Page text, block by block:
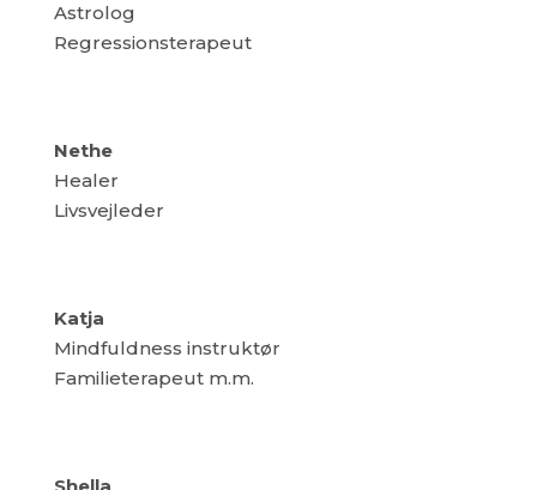
Astrolog
Regressionsterapeut
Nethe
Healer
Livsvejleder
Katja
Mindfuldness instruktør
Familieterapeut m.m.